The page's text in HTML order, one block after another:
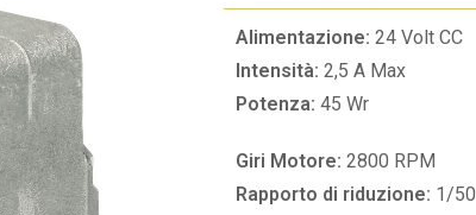
Alimentazione: 24 Volt CC
Intensità: 2,5 A Max
Potenza: 45 Wr
Giri Motore: 2800 RPM
Rapporto di riduzione: 1/50